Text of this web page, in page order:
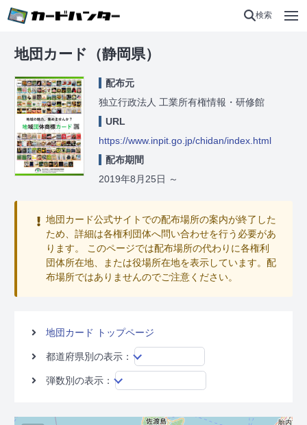
検索
地団カード（静岡県）
配布元
独立行政法人 工業所有権情報・研修館
URL
https://www.inpit.go.jp/chidan/index.html
配布期間
2019年8月25日 ～
地団カード公式サイトでの配布場所の案内が終了した
ため、詳細は各権利団体へ問い合わせを行う必要があ
ります。 このページでは配布場所の代わりに各権利
団体所在地、または役場所在地を表示しています。配
布場所ではありませんのでご注意ください。
地団カード トップページ
都道府県別の表示：
弾数別の表示：